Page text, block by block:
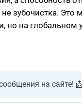
не зубочистка. Это
но на глобальном
на сайте!